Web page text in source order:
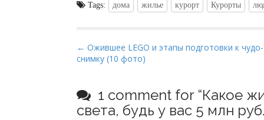
Tags: дома жилье курорт Курорты
P
o
t
n
← Ожившее LEGO и этапы подготовки к чудо-
снимку (10 фото)
1 comment for “Какое
света, будь у вас 5 млн